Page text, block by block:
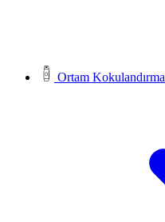
Ortam Kokulandırma